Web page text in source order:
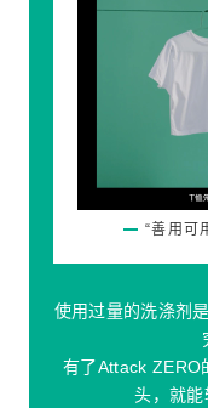
“善用可
使用过量的洗涤剂
有了Attack ZERO
头，就